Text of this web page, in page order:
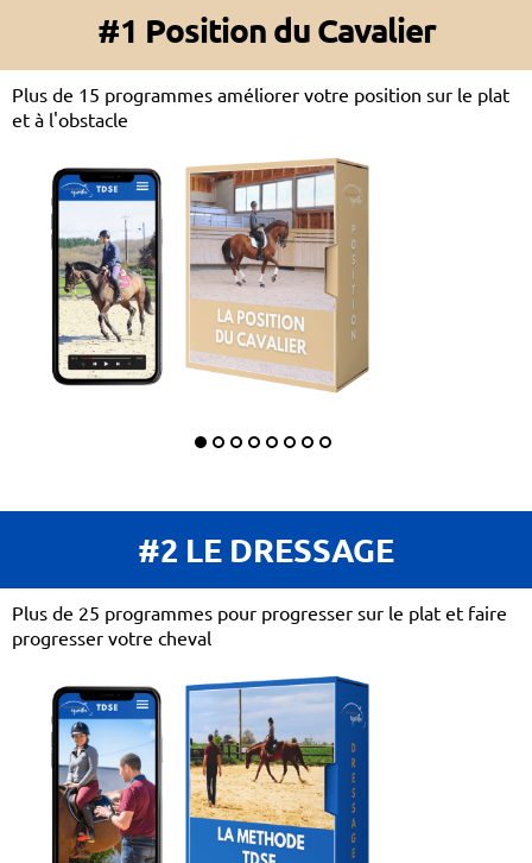
#1 Position du Cavalier
Plus de 15 programmes améliorer votre position sur le plat
et à l'obstacle
#2 LE DRESSAGE
Plus de 25 programmes pour progresser sur le plat et faire
progresser votre cheval